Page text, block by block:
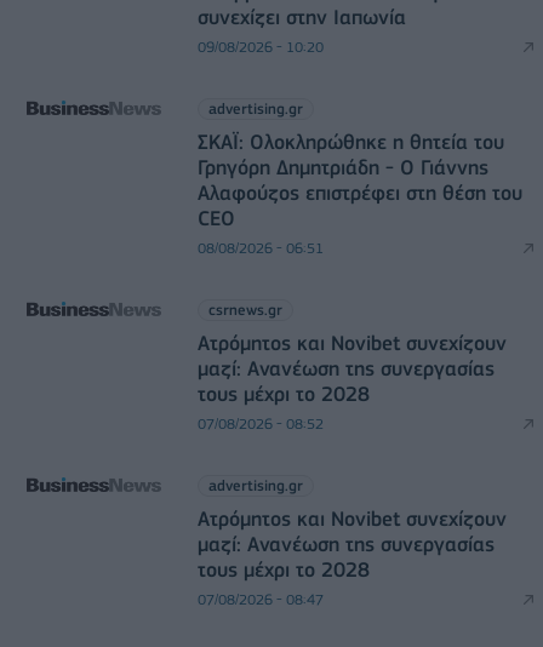
συνεχίζει στην Ιαπωνία
09/08/2026 - 10:20
advertising.gr
ΣΚΑΪ: Ολοκληρώθηκε η θητεία του
Γρηγόρη Δημητριάδη - Ο Γιάννης
Αλαφούζος επιστρέφει στη θέση του
CEO
08/08/2026 - 06:51
csrnews.gr
Ατρόμητος και Novibet συνεχίζουν
μαζί: Ανανέωση της συνεργασίας
τους μέχρι το 2028
07/08/2026 - 08:52
advertising.gr
Ατρόμητος και Novibet συνεχίζουν
μαζί: Ανανέωση της συνεργασίας
τους μέχρι το 2028
07/08/2026 - 08:47